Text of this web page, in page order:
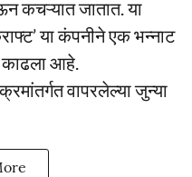
कचऱ्यात जातात. या
या कंपनीने एक भन्नाट
काढला आहे.
वापरलेल्या जुन्या